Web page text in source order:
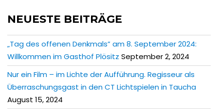
NEUESTE BEITRÄGE
„Tag des offenen Denkmals” am 8. September 2024:
Willkommen im Gasthof Plösitz September 2, 2024
Nur ein Film – im Lichte der Aufführung. Regisseur als
Überraschungsgast in den CT Lichtspielen in Taucha
August 15, 2024